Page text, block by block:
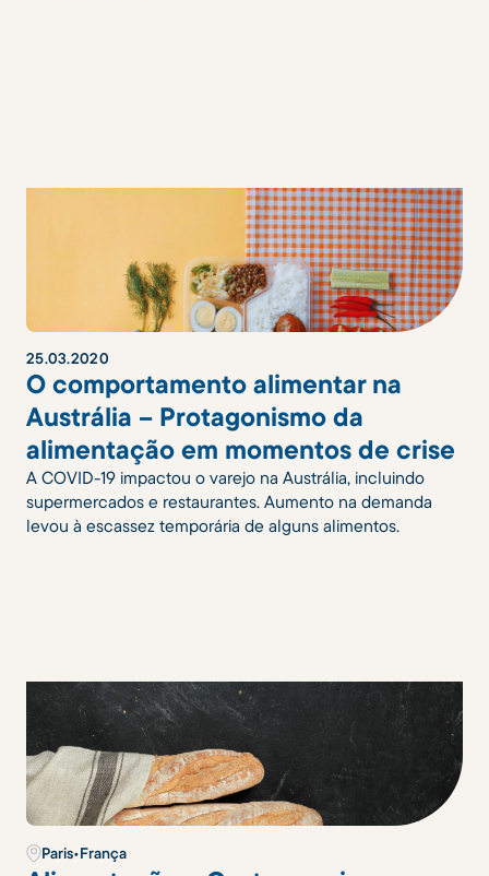
25.03.2020
O comportamento alimentar na
Austrália – Protagonismo da
alimentação em momentos de crise
A COVID-19 impactou o varejo na Austrália, incluindo
supermercados e restaurantes. Aumento na demanda
levou à escassez temporária de alguns alimentos.
Paris•França